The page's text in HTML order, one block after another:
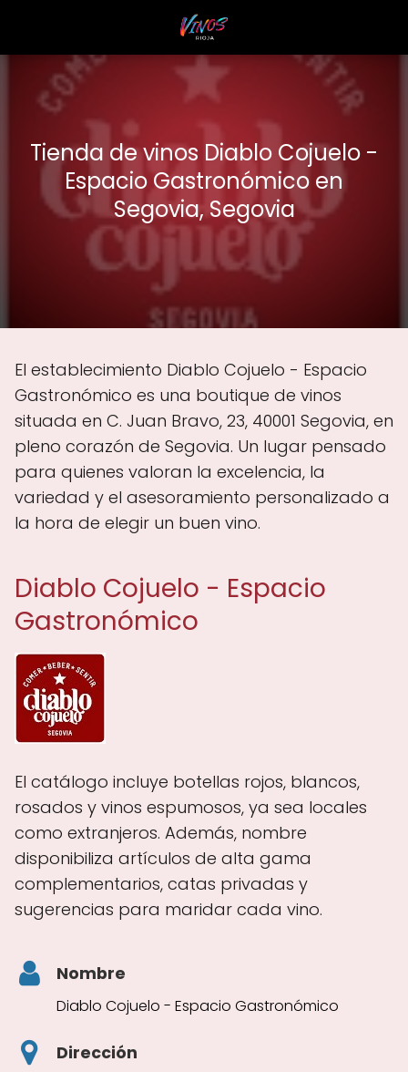
Tienda de vinos Diablo Cojuelo -
Espacio Gastronómico en
Segovia, Segovia
El establecimiento Diablo Cojuelo - Espacio
Gastronómico es una boutique de vinos
situada en C. Juan Bravo, 23, 40001 Segovia, en
pleno corazón de Segovia. Un lugar pensado
para quienes valoran la excelencia, la
variedad y el asesoramiento personalizado a
la hora de elegir un buen vino.
Diablo Cojuelo - Espacio
Gastronómico
El catálogo incluye botellas rojos, blancos,
rosados y vinos espumosos, ya sea locales
como extranjeros. Además, nombre
disponibiliza artículos de alta gama
complementarios, catas privadas y
sugerencias para maridar cada vino.
Nombre
Diablo Cojuelo - Espacio Gastronómico
Dirección